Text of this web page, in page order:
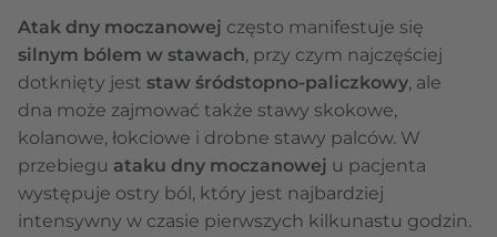
Atak dny moczanowej często manifestuje się
silnym bólem w stawach, przy czym najczęściej
dotknięty jest staw śródstopno-paliczkowy, ale
dna może zajmować także stawy skokowe,
kolanowe, łokciowe i drobne stawy palców. W
przebiegu ataku dny moczanowej u pacjenta
występuje ostry ból, który jest najbardziej
intensywny w czasie pierwszych kilkunastu godzin.